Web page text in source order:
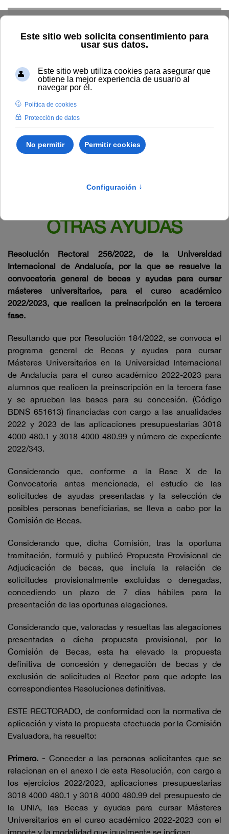
Inicio BOUNIA
Resolución Rectoral 256/2022, de la
Universidad Internacional de Andalucía, por la que se resuelve la
universitarios, para el curso académico 2022/2023, que realicen
la preinscripción en la tercera fase.
Publicado en:
OTRAS AYUDAS
Resolución Rectoral 256/2022, de la Universidad
Internacional de Andalucía, por la que se resuelve la
convocatoria general de becas y ayudas para cursar
másteres universitarios, para el curso académico
2022/2023, que realicen la preinscripción en la tercera
fase.
Resultando que por Resolución 184/2022, se convoca el
programa general de Becas y ayudas para cursar
Másteres Universitarios en la Universidad Internacional
de Andalucía para el curso académico 2022-2023 para
alumnos que realicen la preinscripción en la tercera fase
y se aprueban las bases para su concesión. (Código
BDNS 651613) financiadas con cargo a las anualidades
2022 y 2023 de las aplicaciones presupuestarias 3018
4000 480.1 y 3018 4000 480.99 y número de expediente
2022/343.
Considerando que, conforme a la Base X de la
Convocatoria antes mencionada, el estudio de las
solicitudes de ayudas presentadas y la selección de
posibles personas beneficiarias, se lleva a cabo por la
Comisión de Becas.
Considerando que, dicha Comisión, tras la oportuna
tramitación, formuló y publicó Propuesta Provisional de
Adjudicación de becas, que incluía la relación de
solicitudes provisionalmente excluidas o denegadas,
concediendo un plazo de 7 días hábiles para la
presentación de las oportunas alegaciones.
Considerando que, valoradas y resueltas las alegaciones
presentadas a dicha propuesta provisional, por la
Comisión de Becas, esta ha elevado la propuesta
definitiva de concesión y denegación de becas y de
exclusión de solicitudes al Rector para que adopte las
correspondientes Resoluciones definitivas.
ESTE RECTORADO, de conformidad con la normativa de
aplicación y vista la propuesta efectuada por la Comisión
Evaluadora, ha resuelto:
Primero. - Conceder a las personas solicitantes que se
relacionan en el anexo I de esta Resolución, con cargo a
los ejercicios 2022/2023, aplicaciones presupuestarias
3018 4000 480.1 y 3018 4000 480.99 del presupuesto de
la UNIA, las Becas y ayudas para cursar Másteres
Universitarios en el curso académico 2022-2023 con el
importe y la modalidad que igualmente se indican .